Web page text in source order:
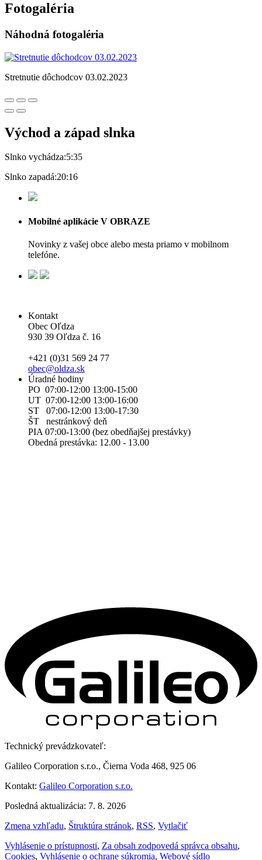
Fotogaléria
Náhodná fotogaléria
Stretnutie dôchodcov 03.02.2023
Východ a západ slnka
Slnko vychádza:5:35
Slnko zapadá:20:16
Mobilné aplikácie V OBRAZE
Novinky z vašej obce alebo mesta priamo v mobilnom
telefóne.
Kontakt
Obec Oľdza
930 39 Oľdza č. 16
+421 (0)31 569 24 77
obec@oldza.sk
Úradné hodiny
PO 07:00-12:00 13:00-15:00
UT 07:00-12:00 13:00-16:00
ST 07:00-12:00 13:00-17:30
ŠT nestránkový deň
PIA 07:00-13:00 (bez obedňajšej prestávky)
Obedná prestávka: 12.00 - 13.00
Technický prevádzkovateľ:
Galileo Corporation s.r.o., Čierna Voda 468, 925 06
Kontakt: Galileo Corporation s.r.o.
Posledná aktualizácia: 7. 8. 2026
Zmena vzhľadu, Štruktúra stránok, RSS, Vytlačiť
Vyhlásenie o prístupnosti, Za obsah zodpovedá správca obsahu,
Cookies, Vyhlásenie o ochrane súkromia, Webové sídlo